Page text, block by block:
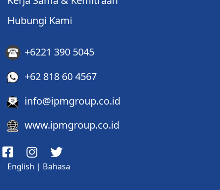
Hubungi Kami
+6221 390 5045
+62 818 60 4567
info@ipmgroup.co.id
www.ipmgroup.co.id
English | Bahasa